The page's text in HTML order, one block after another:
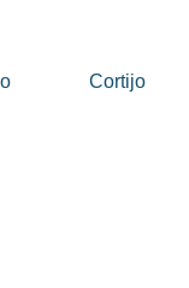
Cortijo